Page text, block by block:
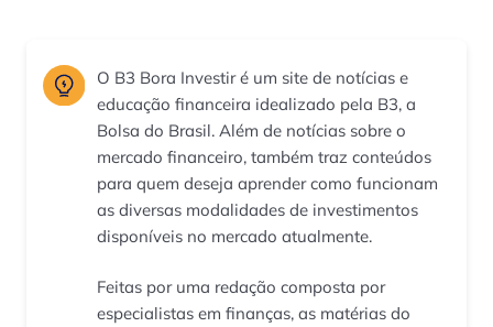
O B3 Bora Investir é um site de notícias e
educação financeira idealizado pela B3, a
Bolsa do Brasil. Além de notícias sobre o
mercado financeiro, também traz conteúdos
para quem deseja aprender como funcionam
as diversas modalidades de investimentos
disponíveis no mercado atualmente.
Feitas por uma redação composta por
especialistas em finanças, as matérias do